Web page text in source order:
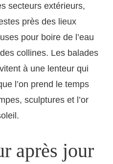
secteurs extérieurs,
près des lieux
pour boire de l’eau
collines. Les balades
à une lenteur qui
l’on prend le temps
sculptures et l’or
après jour